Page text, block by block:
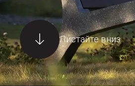
Листайте вниз